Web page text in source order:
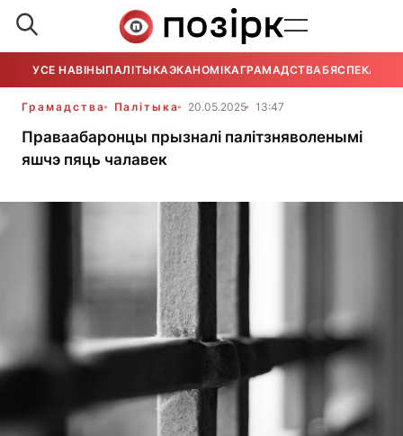
УСЕ НАВІНЫПАЛІТЫКАЭКАНОМІКАГРАМАДСТВАБЯСПЕКА
Грамадства Палітыка 20.05.2025 13:47
Праваабаронцы прызналі палітзняволенымі
яшчэ пяць чалавек